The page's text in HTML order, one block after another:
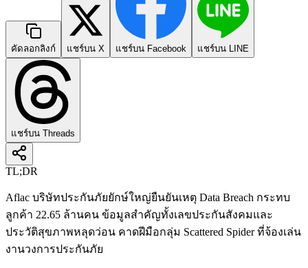
คัดลอกลิงก์ แชร์บน X แชร์บน Facebook แชร์บน LINE
แชร์บน Threads
TL;DR
Aflac บริษัทประกันภัยยักษ์ใหญ่ยืนยันเหตุ Data Breach กระทบ
ลูกค้า 22.65 ล้านคน ข้อมูลสำคัญทั้งเลขประกันสังคมและ
ประวัติสุขภาพหลุดว่อน คาดฝีมือกลุ่ม Scattered Spider ที่จ้องเล่น
งานวงการประกันภัย